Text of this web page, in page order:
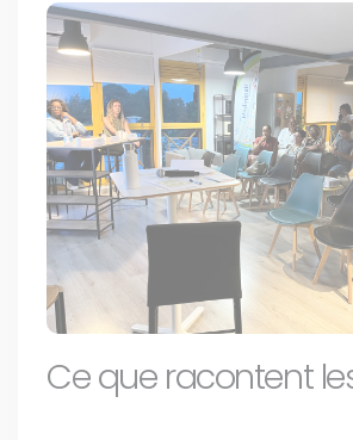
Ce que racontent